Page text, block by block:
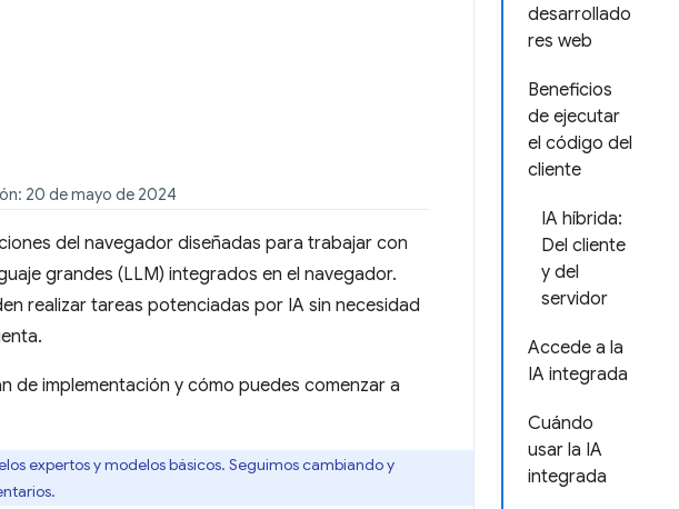
desarrollado
res web
Beneficios
de ejecutar
el código del
cliente
IA híbrida:
Del cliente
y del
servidor
Accede a la
IA integrada
Cuándo
usar la IA
integrada
20 de mayo de 2024
del navegador diseñadas para trabajar con
grandes (LLM) integrados en el navegador.
realizar tareas potenciadas por IA sin necesidad
de implementación y cómo puedes comenzar a
expertos y modelos básicos. Seguimos cambiando y